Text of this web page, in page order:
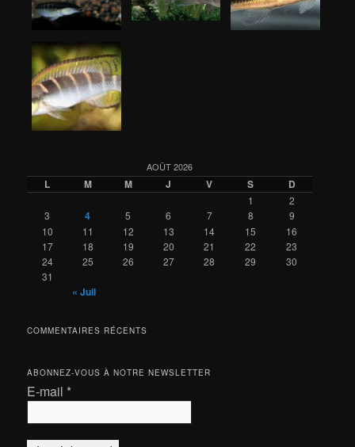
AOÛT 2026
L M M J V S D
1
2
3
4 5 6 7 8
9
10
11 12 13 14 15
16
17
18 19 20 21 22
23
24
25 26 27 28 29
30
31
« Juil
COMMENTAIRES RÉCENTS
ABONNEZ-VOUS À NOTRE NEWSLETTER
E-mail *